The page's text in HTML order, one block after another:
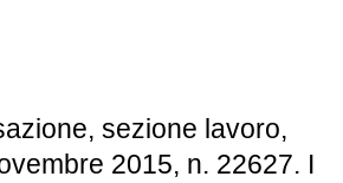
sezione lavoro,
2015, n. 22627. I